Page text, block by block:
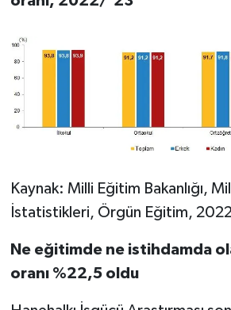
Kaynak: Milli Eğitim Bakanlığı,
İstatistikleri, Örgün Eğitim,
Ne eğitimde ne istihdamda
oranı %22,5 oldu